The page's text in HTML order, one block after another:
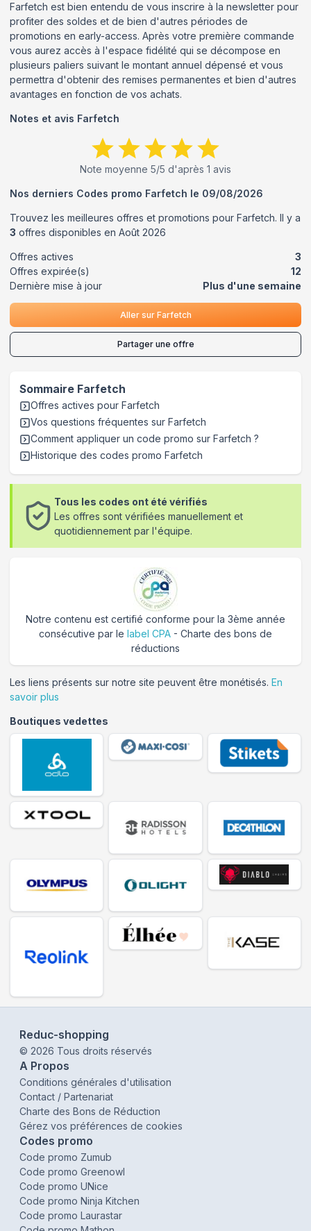
Farfetch est bien entendu de vous inscrire à la newsletter pour
profiter des soldes et de bien d'autres périodes de
promotions en early-access. Après votre première commande
vous aurez accès à l'espace fidélité qui se décompose en
plusieurs paliers suivant le montant annuel dépensé et vous
permettra d'obtenir des remises permanentes et bien d'autres
avantages en fonction de vos achats.
Notes et avis Farfetch
Note moyenne 5/5 d'après 1 avis
Nos derniers Codes promo Farfetch le 09/08/2026
Trouvez les meilleures offres et promotions pour Farfetch. Il y a
3 offres disponibles en Août 2026
Offres actives
3
Offres expirée(s)
12
Dernière mise à jour
Plus d'une semaine
Aller sur Farfetch
Partager une offre
Sommaire Farfetch
Offres actives pour Farfetch
Vos questions fréquentes sur Farfetch
Comment appliquer un code promo sur Farfetch ?
Historique des codes promo Farfetch
Tous les codes ont été vérifiés
Les offres sont vérifiées manuellement et
quotidiennement par l'équipe.
Notre contenu est certifié conforme pour la 3ème année
consécutive par le label CPA - Charte des bons de
réductions
Les liens présents sur notre site peuvent être monétisés. En
savoir plus
Boutiques vedettes
Reduc-shopping
© 2026 Tous droits réservés
A Propos
Conditions générales d'utilisation
Contact / Partenariat
Charte des Bons de Réduction
Gérez vos préférences de cookies
Codes promo
Code promo Zumub
Code promo Greenowl
Code promo UNice
Code promo Ninja Kitchen
Code promo Laurastar